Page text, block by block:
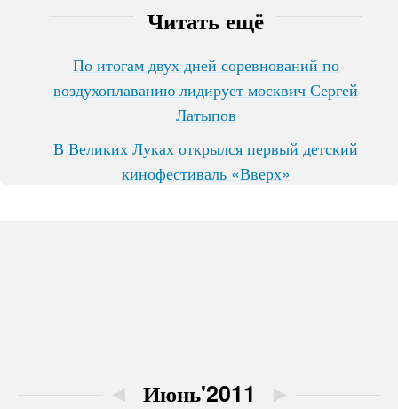
Читать ещё
По итогам двух дней соревнований по
воздухоплаванию лидирует москвич Сергей
Латыпов
В Великих Луках открылся первый детский
кинофестиваль «Вверх»
◄ Июнь'2011 ►